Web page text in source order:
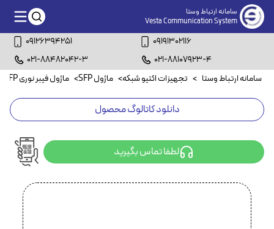
سامانه ارتباط وستا
Vesta Communication System
09126394251
09191302116
021-88482042-3
021-88107923-4
سامانه ارتباط وستا > تجهیزات اکتیو شبکه> ماژول SFP > ماژول فیبر نوری SFP
دانلود کاتالوگ محصول
لطفا تماس بگیرید